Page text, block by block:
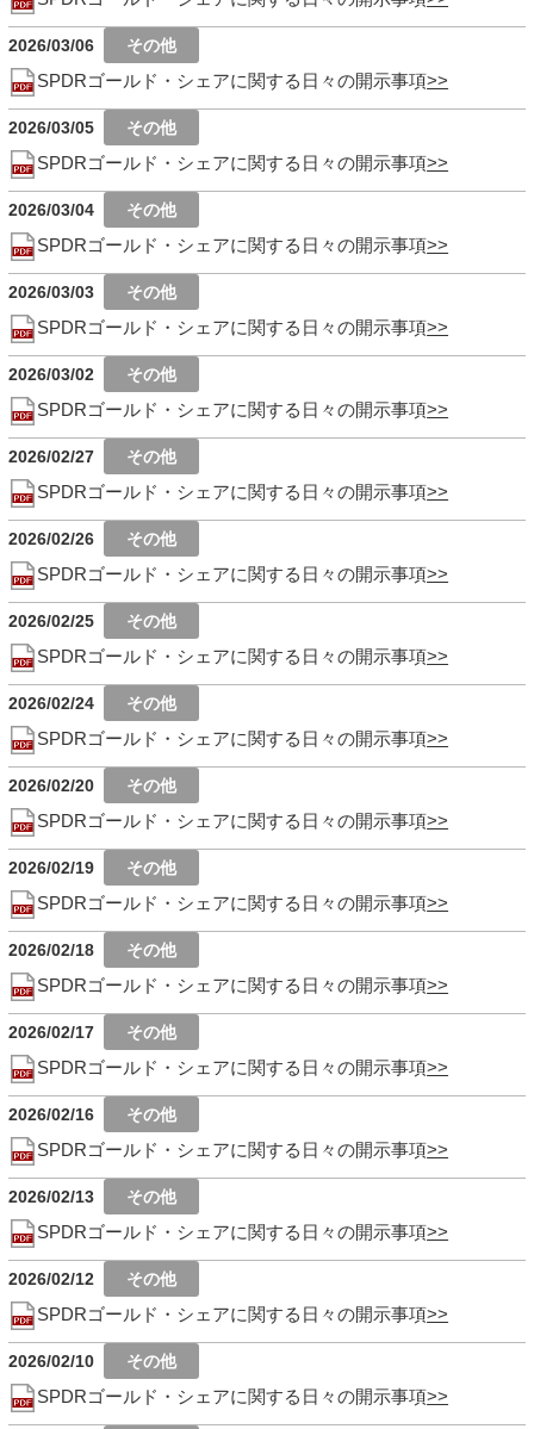
2026/03/06
SPDRゴールド・シェアに関する日々の開示事項
2026/03/05
SPDRゴールド・シェアに関する日々の開示事項
2026/03/04
SPDRゴールド・シェアに関する日々の開示事項
2026/03/03
SPDRゴールド・シェアに関する日々の開示事項
2026/03/02
SPDRゴールド・シェアに関する日々の開示事項
2026/02/27
SPDRゴールド・シェアに関する日々の開示事項
2026/02/26
SPDRゴールド・シェアに関する日々の開示事項
2026/02/25
SPDRゴールド・シェアに関する日々の開示事項
2026/02/24
SPDRゴールド・シェアに関する日々の開示事項
2026/02/20
SPDRゴールド・シェアに関する日々の開示事項
2026/02/19
SPDRゴールド・シェアに関する日々の開示事項
2026/02/18
SPDRゴールド・シェアに関する日々の開示事項
2026/02/17
SPDRゴールド・シェアに関する日々の開示事項
2026/02/16
SPDRゴールド・シェアに関する日々の開示事項
2026/02/13
SPDRゴールド・シェアに関する日々の開示事項
2026/02/12
SPDRゴールド・シェアに関する日々の開示事項
2026/02/10
SPDRゴールド・シェアに関する日々の開示事項